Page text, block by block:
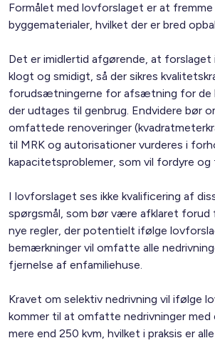
Formålet med lovforslaget er at
byggematerialer, hvilket der er bred
Det er imidlertid afgørende, at forslaget
klogt og smidigt, så der sikres
forudsætningerne for afsætning for de
der udtages til genbrug. Endvidere bør
omfattede renoveringer
til MRK og autorisationer vurderes i
kapacitetsproblemer, som vil fordyre og
I lovforslaget ses ikke kvalificering af
spørgsmål, som bør være afklaret forud
nye regler, der potentielt ifølge
bemærkninger vil omfatte alle
fjernelse af enfamiliehuse.
Kravet om selektiv nedrivning vil ifølge
kommer til at omfatte nedrivninger med
mere end 250 kvm, hvilket i praksis er